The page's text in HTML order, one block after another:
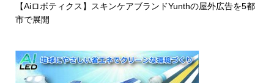
【Aiロボティクス】スキンケアブランドYunthの屋外広告を5都
市で展開